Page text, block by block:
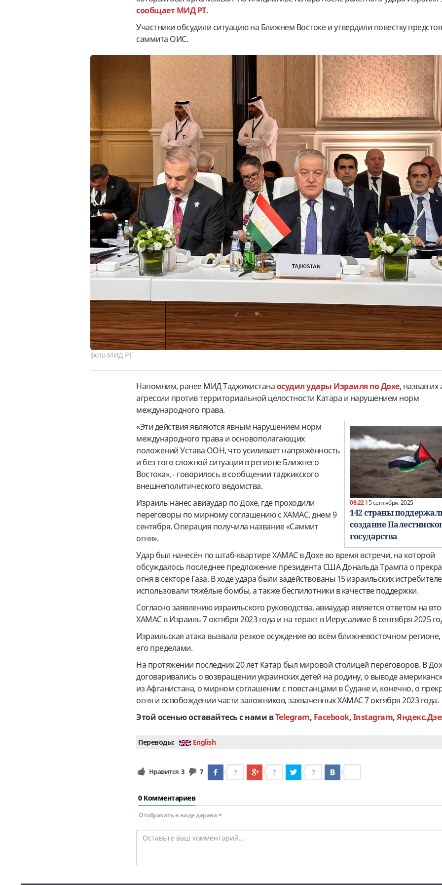
сообщает МИД РТ.
Участники обсудили ситуацию на Ближнем Востоке и утвердили повестку
саммита ОИС.
фото МИД РТ
Напомним, ранее МИД Таджикистанаосудил удары Израиля по Дохе, назвав их
агрессии против территориальной целостности Катара и нарушением норм
международного права.
08:2215 сентября, 2025
142 страны
создание
государства
«Эти действия являются явным нарушением норм
международного права и основополагающих
положений Устава ООН, что усиливает напряжённость
и без того сложной ситуации в регионе Ближнего
Востока», - говорилось в сообщении таджикского
внешнеполитического ведомства.
Израиль нанес авиаудар по Дохе, где проходили
переговоры по мирному соглашению с ХАМАС, днем 9
сентября. Операция получила название «Саммит
огня».
Удар был нанесён по штаб-квартире ХАМАС в Дохево время встречи, на которой
обсуждалось последнее предложение президента США Дональда Трампа о
огня в секторе Газа. В ходе удара были задействованы 15 израильских
использовали тяжёлые бомбы, а также беспилотники в качестве поддержки.
Согласно заявлению израильского руководства, авиаудар является ответом на
ХАМАС в Израиль 7 октября 2023 года и на теракт в Иерусалиме 8 сентября 2025
Израильская атака вызвала резкое осуждение во всём ближневосточном регионе,
его пределами.
На протяжении последних 20 лет Катар был мировой столицей переговоров. В
договаривались о возвращении украинских детей на родину, о выводе
из Афганистана, о мирном соглашении с повстанцами в Судане и, конечно, о
огня и освобождении части заложников, захваченных ХАМАС 7 октября 2023 года.
Этой осенью оставайтесь с нами вTelegram, Facebook,Instagram,
Переводы: English
Нравится 3 7 ? ? ?
0 Комментариев
Отобразить в виде дерева